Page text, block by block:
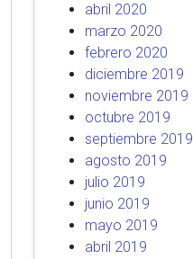
abril 2020
marzo 2020
febrero 2020
diciembre 2019
noviembre 2019
octubre 2019
septiembre 2019
agosto 2019
julio 2019
junio 2019
mayo 2019
abril 2019